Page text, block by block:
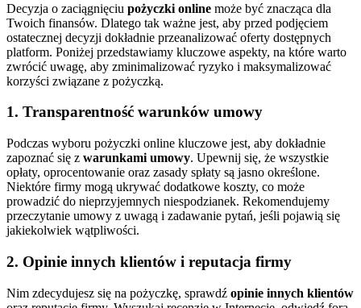
Decyzja o zaciągnięciu pożyczki online może być znacząca dla
Twoich finansów. Dlatego tak ważne jest, aby przed podjęciem
ostatecznej decyzji dokładnie przeanalizować oferty dostępnych
platform. Poniżej przedstawiamy kluczowe aspekty, na które warto
zwrócić uwagę, aby zminimalizować ryzyko i maksymalizować
korzyści związane z pożyczką.
1. Transparentność warunków umowy
Podczas wyboru pożyczki online kluczowe jest, aby dokładnie
zapoznać się z warunkami umowy. Upewnij się, że wszystkie
opłaty, oprocentowanie oraz zasady spłaty są jasno określone.
Niektóre firmy mogą ukrywać dodatkowe koszty, co może
prowadzić do nieprzyjemnych niespodzianek. Rekomendujemy
przeczytanie umowy z uwagą i zadawanie pytań, jeśli pojawią się
jakiekolwiek wątpliwości.
2. Opinie innych klientów i reputacja firmy
Nim zdecydujesz się na pożyczkę, sprawdź opinie innych klientów